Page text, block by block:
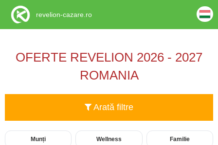
OFERTE REVELION 2026 - 2027
ROMANIA
Arată filtre
Munți Wellness Familie
revelion-cazare.ro